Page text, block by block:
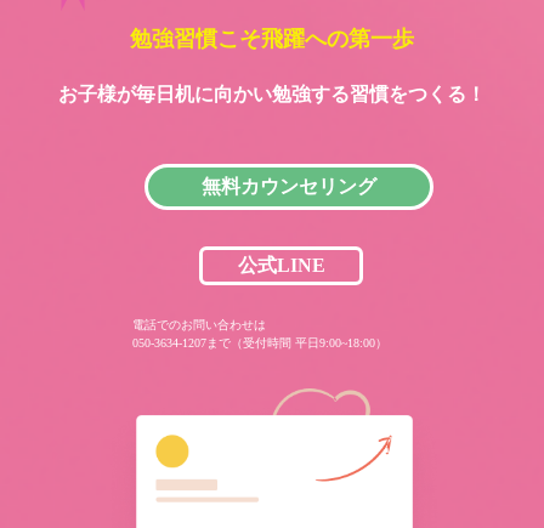
勉強習慣こそ飛躍への第一歩
お子様が毎日机に向かい勉強する習慣をつくる！
無料カウンセリング
公式LINE
電話でのお問い合わせは
050-3634-1207まで（受付時間 平日9:00~18:00）